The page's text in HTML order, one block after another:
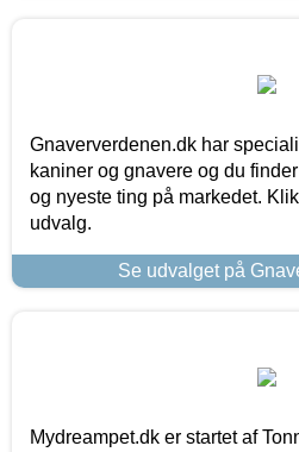
Gnaververdenen.dk har
kaniner og gnavere og du
og nyeste ting på markedet.
udvalg.
Se udvalget på
Mydreampet.dk er startet af